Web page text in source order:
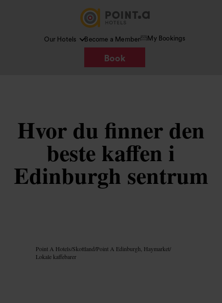
Our Hotels Become a Member My Bookings
Book
Hvor du finner den
beste kaffen i
Edinburgh sentrum
Point A Hotels/Skottland/Point A Edinburgh, Haymarket/
Lokale kaffebarer